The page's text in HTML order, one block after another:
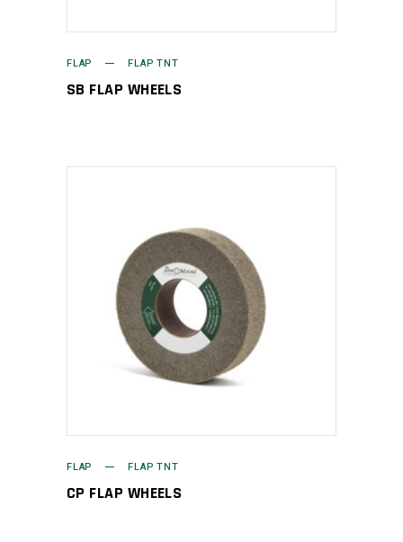
FLAP FLAP TNT
SB FLAP WHEELS
FLAP FLAP TNT
CP FLAP WHEELS